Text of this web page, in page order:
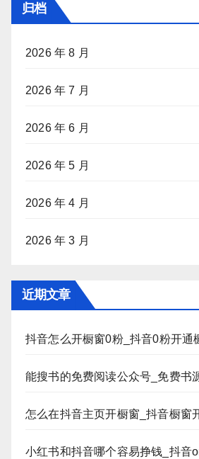
归档
2026 年 8 月
2026 年 7 月
2026 年 6 月
2026 年 5 月
2026 年 4 月
2026 年 3 月
近期文章
抖音怎么开橱窗0粉_抖音0粉开通
能搜书的免费阅读公众号_免费书
怎么在抖音主页开橱窗_抖音橱窗
小红书和抖音哪个容易挣钱_抖音